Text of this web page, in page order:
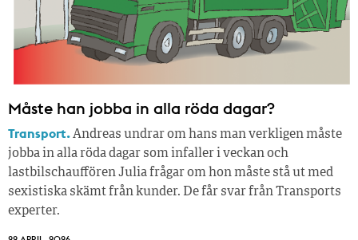
Måste han jobba in alla röda dagar?
Transport.Andreas undrar om hans man verkligen måste
jobba in alla röda dagar som infaller i veckan och
lastbilschauffören Julia frågar om hon måste stå ut med
sexistiska skämt från kunder. De får svar från Transports
experter.